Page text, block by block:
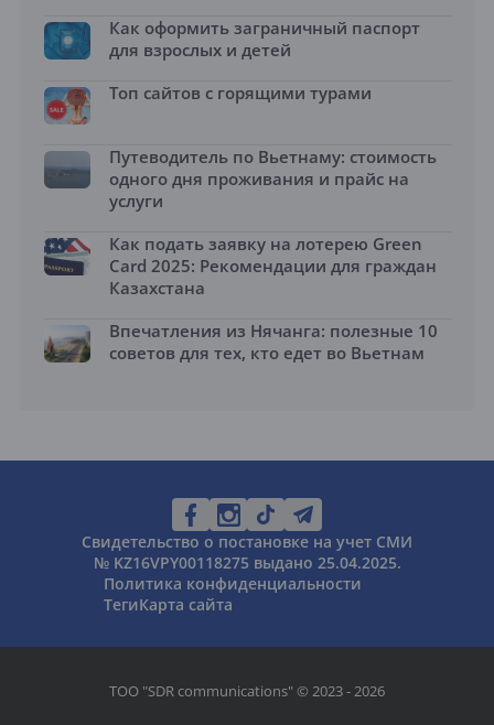
Как оформить заграничный паспорт
для взрослых и детей
Топ сайтов с горящими турами
Путеводитель по Вьетнаму: стоимость
одного дня проживания и прайс на
услуги
Как подать заявку на лотерею Green
Card 2025: Рекомендации для граждан
Казахстана
Впечатления из Нячанга: полезные 10
советов для тех, кто едет во Вьетнам
Свидетельство о постановке на учет СМИ
№ KZ16VPY00118275 выдано 25.04.2025.
Политика конфиденциальности
ТегиКарта сайта
ТОО "SDR communications" © 2023 - 2026